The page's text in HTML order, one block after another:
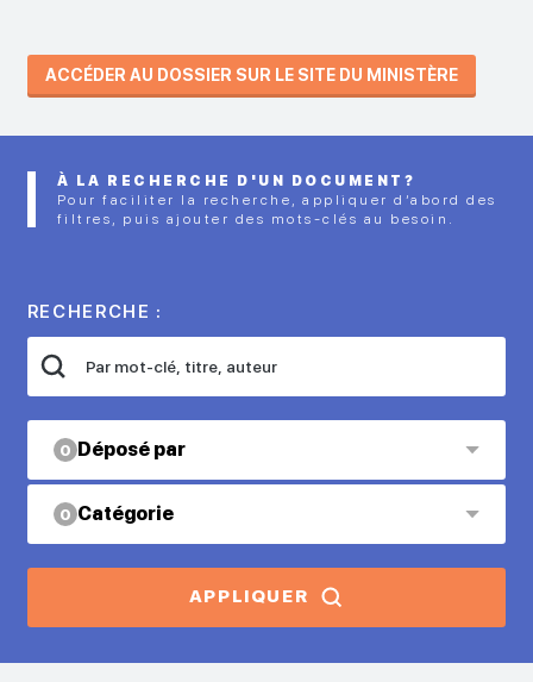
ACCÉDER AU DOSSIER SUR LE SITE DU MINISTÈRE
À LA RECHERCHE D'UN DOCUMENT?
Pour faciliter la recherche, appliquer d’abord des
filtres, puis ajouter des mots-clés au besoin.
RECHERCHE :
0 Déposé par
0 Catégorie
APPLIQUER